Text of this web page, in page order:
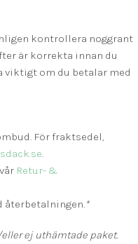
kontrollera noggrant
är korrekta innan du
viktigt om du betalar med
För fraktsedel,
.
Retur- &
återbetalningen.*
ej uthämtade paket.